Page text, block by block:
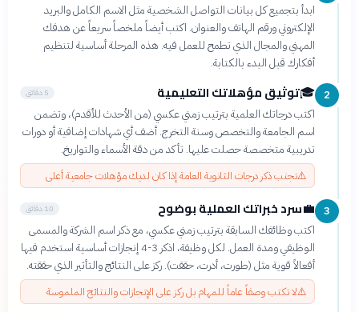
ابدأ بتجميع كل بيانات التواصل الشخصية مثل الاسم الكامل والبريد
الإلكتروني ورقم الهاتف والعنوان. اكتب أيضاً ملخصاً سريعاً عن هدفك
المهني والمجال الذي تطمح للعمل فيه. هذه المرحلة أساسية لتنظيم
أفكارك قبل البدء بالكتابة.
2
🎓توثيق مؤهلاتك التعليمية 5 دقائق
اكتب درجاتك العلمية بترتيب زمني عكسي (من الأحدث للأقدم)، وتضمن
اسم الجامعة والتخصص وسنة التخرج. أضف أي شهادات إضافية أو دورات
تدريبية متخصصة حصلت عليها. تأكد من دقة الأسماء والتواريخ.
⚠️تجنب ذكر درجات الثانوية العامة إذا كان لديك مؤهلات جامعية أعلى
3
💼سرد خبراتك العملية بوضوح 10 دقائق
اكتب وظائفك السابقة بترتيب زمني عكسي، مع ذكر اسم الشركة والمسمى
الوظيفي ومدة العمل. لكل وظيفة، اذكر 3-4 إنجازات أساسية استخدم فيها
أفعالاً قوية مثل (طورت، أدرت، حققت). ركز على النتائج والتأثير الذي حققته.
⚠️لا تكتب وصفاً عاماً للمهام بل ركز على الإنجازات والنتائج الملموسة